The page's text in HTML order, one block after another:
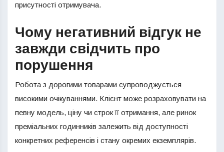
присутності отримувача.
Чому негативний відгук не
завжди свідчить про
порушення
Робота з дорогими товарами супроводжується
високими очікуваннями. Клієнт може розраховувати на
певну модель, ціну чи строк її отримання, але ринок
преміальних годинників залежить від доступності
конкретних референсів і стану окремих екземплярів.